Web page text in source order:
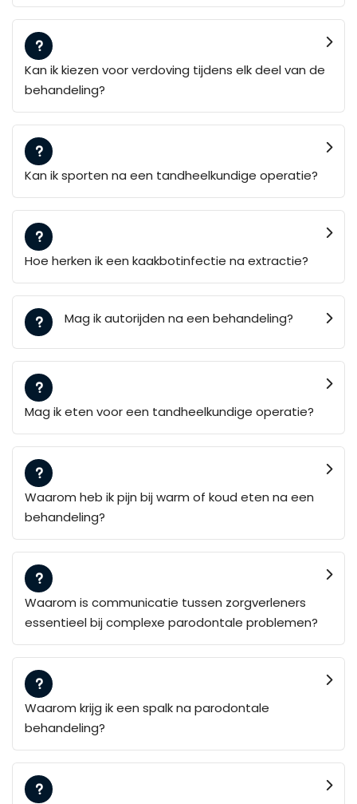
Kan ik kiezen voor verdoving tijdens elk deel van de
behandeling?
Kan ik sporten na een tandheelkundige operatie?
Hoe herken ik een kaakbotinfectie na extractie?
Mag ik autorijden na een behandeling?
Mag ik eten voor een tandheelkundige operatie?
Waarom heb ik pijn bij warm of koud eten na een
behandeling?
Waarom is communicatie tussen zorgverleners
essentieel bij complexe parodontale problemen?
Waarom krijg ik een spalk na parodontale
behandeling?